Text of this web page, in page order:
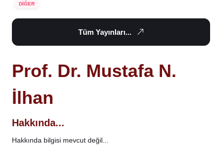
DİĞER
Tüm Yayınları...
Prof. Dr. Mustafa N.
İlhan
Hakkında...
Hakkında bilgisi mevcut değil...